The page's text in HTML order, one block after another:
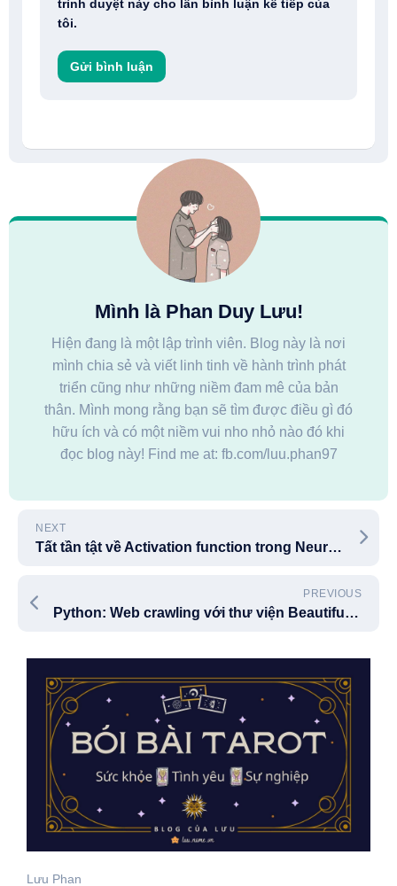
trình duyệt này cho lần bình luận kế tiếp của
tôi.
Mình là Phan Duy Lưu!
Hiện đang là một lập trình viên. Blog này là nơi
mình chia sẻ và viết linh tinh về hành trình phát
triển cũng như những niềm đam mê của bản
thân. Mình mong rằng bạn sẽ tìm được điều gì đó
hữu ích và có một niềm vui nho nhỏ nào đó khi
đọc blog này! Find me at: fb.com/luu.phan97
NEXT
Tất tần tật về Activation function trong Neural Network
PREVIOUS
Python: Web crawling với thư viện BeautifulSoup
Lưu Phan